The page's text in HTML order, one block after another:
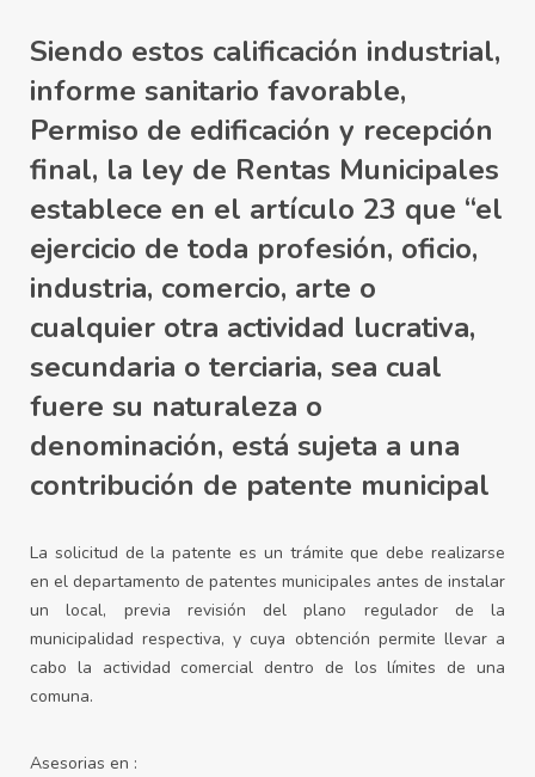
Siendo estos calificación industrial,
informe sanitario favorable,
Permiso de edificación y recepción
final, la ley de Rentas Municipales
establece en el artículo 23 que “el
ejercicio de toda profesión, oficio,
industria, comercio, arte o
cualquier otra actividad lucrativa,
secundaria o terciaria, sea cual
fuere su naturaleza o
denominación, está sujeta a una
contribución de patente municipal
La solicitud de la patente es un trámite que debe realizarse
en el departamento de patentes municipales antes de instalar
un local, previa revisión del plano regulador de la
municipalidad respectiva, y cuya obtención permite llevar a
cabo la actividad comercial dentro de los límites de una
comuna.
Asesorias en :